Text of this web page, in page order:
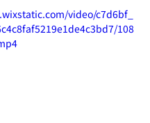
video/c7d6bf_
108